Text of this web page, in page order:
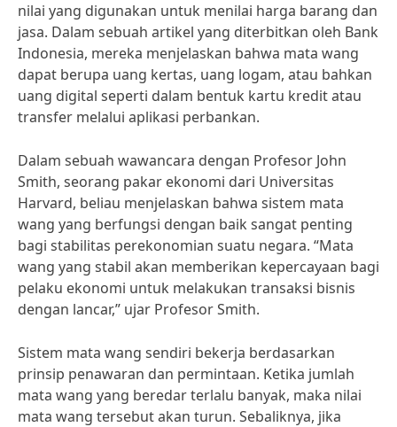
nilai yang digunakan untuk menilai harga barang dan
jasa. Dalam sebuah artikel yang diterbitkan oleh Bank
Indonesia, mereka menjelaskan bahwa mata wang
dapat berupa uang kertas, uang logam, atau bahkan
uang digital seperti dalam bentuk kartu kredit atau
transfer melalui aplikasi perbankan.
Dalam sebuah wawancara dengan Profesor John
Smith, seorang pakar ekonomi dari Universitas
Harvard, beliau menjelaskan bahwa sistem mata
wang yang berfungsi dengan baik sangat penting
bagi stabilitas perekonomian suatu negara. “Mata
wang yang stabil akan memberikan kepercayaan bagi
pelaku ekonomi untuk melakukan transaksi bisnis
dengan lancar,” ujar Profesor Smith.
Sistem mata wang sendiri bekerja berdasarkan
prinsip penawaran dan permintaan. Ketika jumlah
mata wang yang beredar terlalu banyak, maka nilai
mata wang tersebut akan turun. Sebaliknya, jika